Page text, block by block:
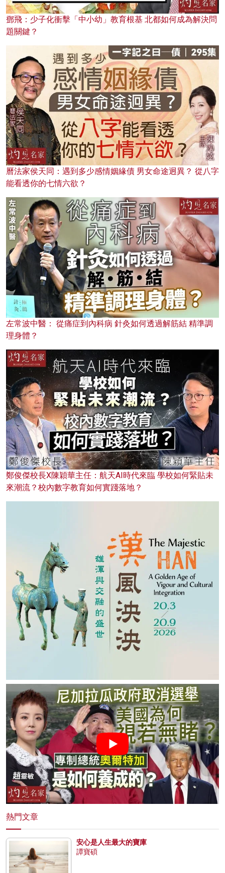
鄧飛：少子化衝擊「中小幼」教育根基 北都如何成為解決問
題關鍵？
曆法家侯天同：遇到多少感情姻緣債 男女命途迥異？ 從八字
能看透你的七情六欲？
左常波中醫： 從痛症到內科病 針灸如何透過解筋結 精準調
理身體？
鄭俊傑校長X陳穎華主任：航天AI時代來臨 學校如何緊貼未
來潮流？校內數字教育如何實踐落地？
熱門文章
安心是人生最大的寶庫
譚寶碩